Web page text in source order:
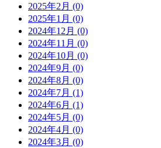
2025年2月 (0)
2025年1月 (0)
2024年12月 (0)
2024年11月 (0)
2024年10月 (0)
2024年9月 (0)
2024年8月 (0)
2024年7月 (1)
2024年6月 (1)
2024年5月 (0)
2024年4月 (0)
2024年3月 (0)